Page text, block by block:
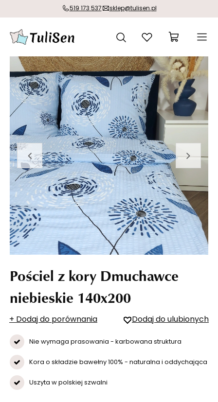
519 173 537 sklep@tulisen.pl
Pościel z kory Dmuchawce
niebieskie 140x200
+ Dodaj do porównania Dodaj do ulubionych
Nie wymaga prasowania - karbowana struktura
Kora o składzie bawełny 100% - naturalna i oddychająca
Uszyta w polskiej szwalni